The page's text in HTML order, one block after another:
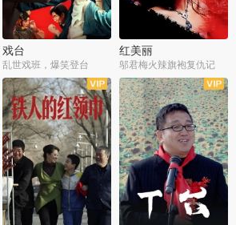
戏台
乱世戏班，爆笑登台
红美丽
邬君梅火辣旗袍复仇记